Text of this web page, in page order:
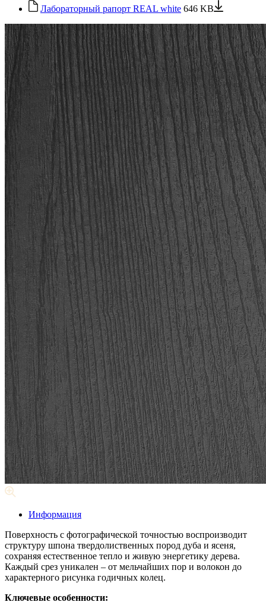
Лабораторный рапорт REAL white 646 KB
Информация
Поверхность с фотографической точностью воспроизводит
структуру шпона твердолиственных пород дуба и ясеня,
сохраняя естественное тепло и живую энергетику дерева.
Каждый срез уникален – от мельчайших пор и волокон до
характерного рисунка годичных колец.
Ключевые особенности: